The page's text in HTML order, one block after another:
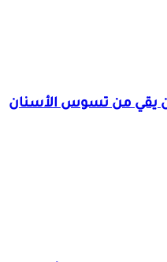
يقي من تسوس الأسنان